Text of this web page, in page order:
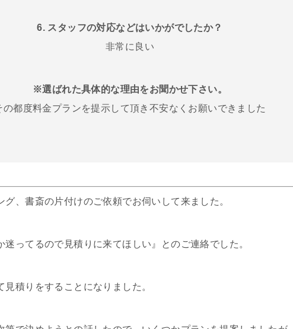
6. スタッフの対応などはいかがでしたか？
非常に良い
※選ばれた具体的な理由をお聞かせ下さい。
の都度料金プランを提示して頂き不安なくお願いできました
、書斎の片付けのご依頼でお伺いして来ました。
迷ってるので見積りに来てほしい』とのご連絡でした。
積りをすることになりました。